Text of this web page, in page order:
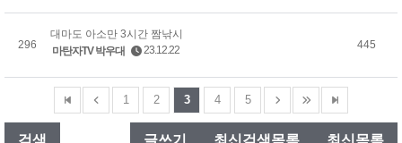
296
대마도 아소만 3시간 짬낚시
마탄자TV 박우대
23.12.22 445
1 2 3 4 5